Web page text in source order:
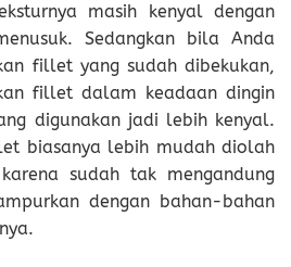
masih kenyal dengan
Sedangkan bila Anda
fillet yang sudah dibekukan,
fillet dalam keadaan dingin
digunakan jadi lebih kenyal.
biasanya lebih mudah diolah
sudah tak mengandung
dengan bahan-bahan